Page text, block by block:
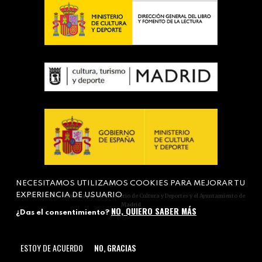
Actividad subvencionada por el Ministerio de Cultura y Deportes y el Ayuntamiento de
Madrid
NECESITAMOS UTILIZAMOS COOKIES PARA MEJORAR TU
EXPERIENCIA DE USUARIO
¿Das el consentimiento? NO, QUIERO SABER MÁS
ESTOY DE ACUERDO NO, GRACIAS